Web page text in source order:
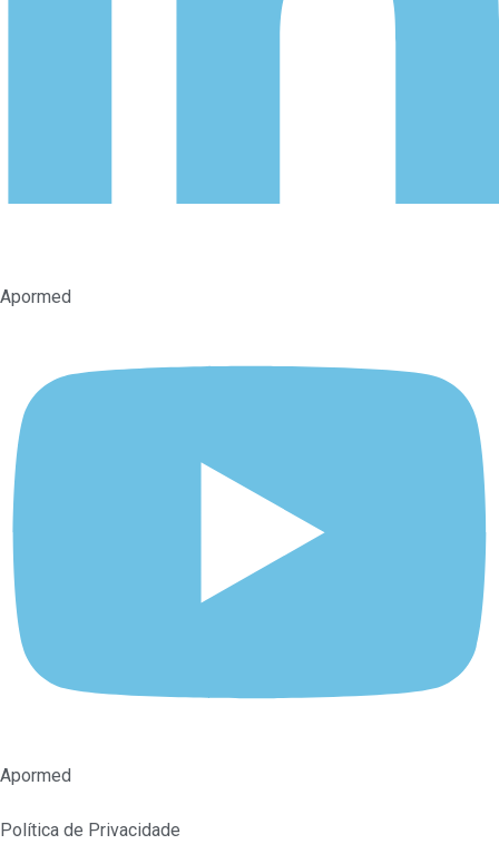
Apormed
Apormed
Política de Privacidade